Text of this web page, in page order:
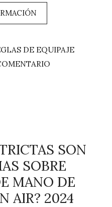
DE EQUIPAJE
SON
SOBRE
MANO DE
AIR? 2024